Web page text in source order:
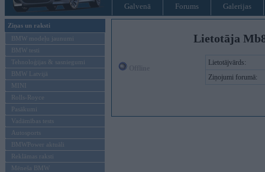
Galvenā Forums Galerijas
Ziņas un raksti
BMW modeļu jaunumi
BMW testi
Tehnoloģijas & sasniegumi
BMW Latvijā
MINI
Rolls-Royce
Pasākumi
Vadāmības tests
Autosports
BMWPower aktuāli
Reklāmas raksti
Mēneša BMW
Lietotāja
Lietotājvārds:
Ziņojumi forumā: